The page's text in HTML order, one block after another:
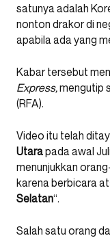
satunya adalah
nonton drakor di
apabila ada yang
Kabar tersebut
Express,mengutip
(RFA).
Video itu telah
Utarapada awal
menunjukkan
karena berbicara
Selatan“.
Salah satu orang